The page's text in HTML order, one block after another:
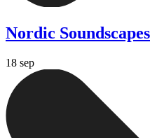
Nordic
18 sep